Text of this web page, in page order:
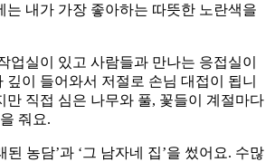
는 내가 가장 좋아하는 따뜻한 노란색을
업실이 있고 사람들과 만나는 응접실이
깊이 들어와서 저절로 손님 대접이 됩니
만 직접 심은 나무와 풀, 꽃들이 계절마다
줘요.
된 농담’과 ‘그 남자네 집’을 썼어요. 수많